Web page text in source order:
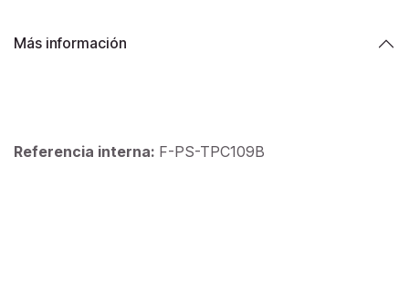
Más información
Referencia interna: F-PS-TPC109B